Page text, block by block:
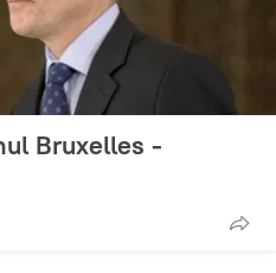
Bruxelles -